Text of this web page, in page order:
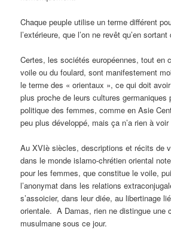
Chaque peuple utilise un terme différent
l’extérieure, que l’on ne revêt qu’en
Certes, les sociétés européennes, tout en
voile ou du foulard, sont manifestement
le terme des « orientaux », ce qui doit
plus proche de leurs cultures
politique des femmes, comme en Asie
peu plus développé, mais ça n’a rien à
Au XVIè siècles, descriptions et récits de
dans le monde islamo-chrétien oriental
pour les femmes, que constitue le voile,
l’anonymat dans les relations
s’assoicier, dans leur diée, au libertinage
orientale. A Damas, rien ne distingue une
musulmane sous ce jour.